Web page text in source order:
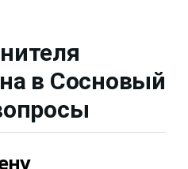
в Сосновый